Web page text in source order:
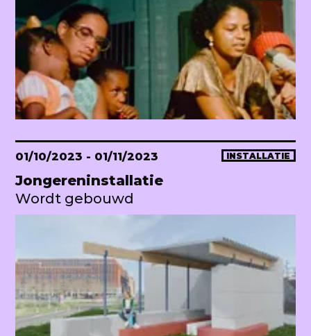
01/10/2023 - 01/11/2023 INSTALLATIE
Jongereninstallatie
Wordt gebouwd